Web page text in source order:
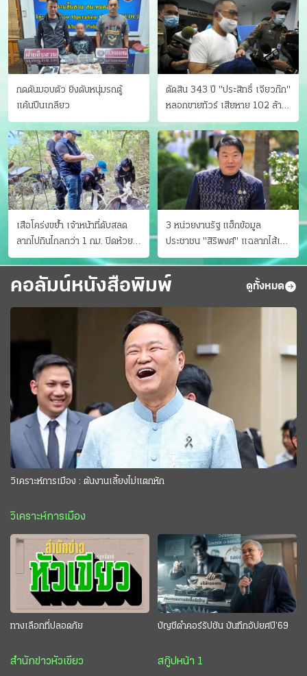
กดดันมอบตัว ยิงดับหนุ่มรถตู้
แค้นปีนเกลียว
ตัดสิน 343 ปี "ประสิทธิ์ เจียวก๊ก"
หลอกขายทัวร์ เสียหาย 102 ล้าน
มีเหยื่อ 173 คน
เสือโคร่งขย้ำ เจ้าหน้าที่ดับสลด
ลากไปกินไกลกว่า 1 กม. ปิดห้วย
ขาแข้งชั่วคราว
3 หน่วยงานรัฐ แฮ็กข้อมูล
ประชาชน "สิริพงศ์" แฉลากไส้เอง
"หนู" กอด "หนิม" สยบลือ
คอลัมน์หนังสือพิมพ์ ดูทั้งหมด
วิเคราะห์การเมือง : ต้นงานเลี้ยงไม่แตกหัก
วิเคราะห์การเมือง
ทางเลือกที่ปลอดภัย
สำนักข่าวหัวเขียว
บัญชีดำคอร์รัปชัน บันทึกอัปยศปี’69
สกู๊ปหน้า 1